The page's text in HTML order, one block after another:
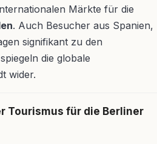
Märkte für die
. Auch Besucher aus Spanien,
signifikant zu den
die globale
wider.
Tourismus für die Berliner